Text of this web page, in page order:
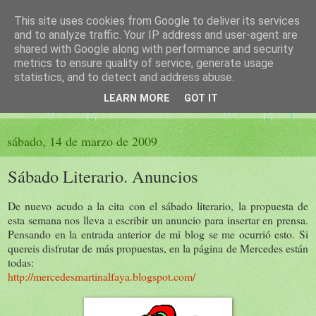
El sueño de las palabras
PÁGINA LITERARIA DE FELISA MORENO
sábado, 14 de marzo de 2009
Sábado Literario. Anuncios
De nuevo acudo a la cita con el sábado literario, la propuesta de
esta semana nos lleva a escribir un anuncio para insertar en prensa.
Pensando en la entrada anterior de mi blog se me ocurrió esto. Si
quereis disfrutar de más propuestas, en la página de Mercedes están
todas:
http://mercedesmartinalfaya.blogspot.com/
This site uses cookies from Google to deliver its services
and to analyze traffic. Your IP address and user-agent are
shared with Google along with performance and security
metrics to ensure quality of service, generate usage
statistics, and to detect and address abuse.
LEARN MORE GOT IT